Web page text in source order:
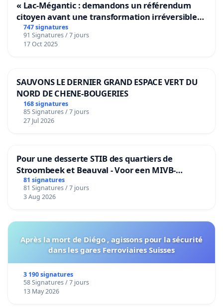
« Lac-Mégantic : demandons un référendum
citoyen avant une transformation irréversible
de notre territoire »
747 signatures
91 Signatures / 7 jours
17 Oct 2025
SAUVONS LE DERNIER GRAND ESPACE VERT DU
NORD DE CHENE-BOUGERIES
168 signatures
85 Signatures / 7 jours
27 Jul 2026
Pour une desserte STIB des quartiers de
Stroombeek et Beauval - Voor een MIVB-
bediening van de wijken Strombeek en Het
Voor
81 signatures
81 Signatures / 7 jours
3 Aug 2026
Après la mort de Diégo , agissons pour la sécurité
dans les gares Ferroviaires Suisses
3 190 signatures
58 Signatures / 7 jours
13 May 2026